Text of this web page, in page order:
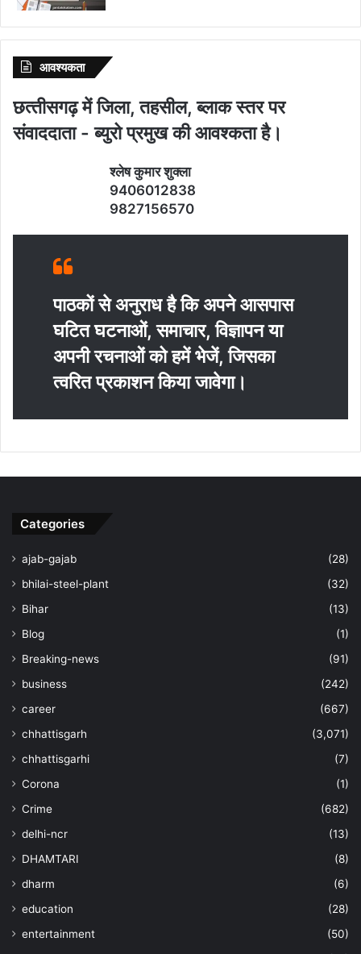
आवश्‍यकता
छत्‍तीसगढ़ में जिला, तहसील, ब्‍लाक स्‍तर पर
संवाददाता - ब्‍युरो प्रमुख की आवश्‍कता है।
श्‍लेष कुमार शुक्‍ला
9406012838
9827156570
पाठकों से अनुराध है कि अपने आसपास
घटित घटनाओं, समाचार, विज्ञापन या
अपनी रचनाओं को हमें भेजें, जिसका
त्‍वरित प्रकाशन किया जावेगा।
Categories
ajab-gajab
(28)
bhilai-steel-plant
(32)
Bihar
(13)
Blog
(1)
Breaking-news
(91)
business
(242)
career
(667)
chhattisgarh
(3,071)
chhattisgarhi
(7)
Corona
(1)
Crime
(682)
delhi-ncr
(13)
DHAMTARI
(8)
dharm
(6)
education
(28)
entertainment
(50)